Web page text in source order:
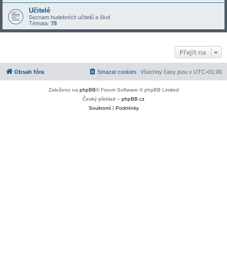
Učitelé
Seznam hudebních učitelů a škol
Témata: 78
Přejít na
Obsah fóra Všechny časy jsou v UTC+01:00
Smazat cookies
Založeno na phpBB® Forum Software © phpBB Limited
Český překlad – phpBB.cz
Soukromí| Podmínky